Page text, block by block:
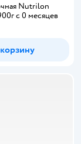
Nutrilon
с 0 месяцев